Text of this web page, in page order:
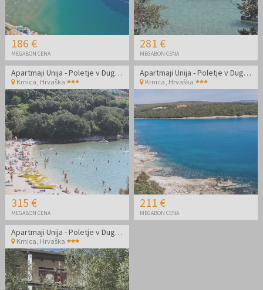
186 €
MEGABON CENA
281 €
MEGABON CENA
Apartmaji Unija - Poletje v Dugi Uvali
Krnica, Hrvaška
315 €
MEGABON CENA
Apartmaji Unija - Poletje v Dugi Uvali
Krnica, Hrvaška
211 €
MEGABON CENA
Apartmaji Unija - Poletje v Dugi Uvali
Krnica Hrvaška